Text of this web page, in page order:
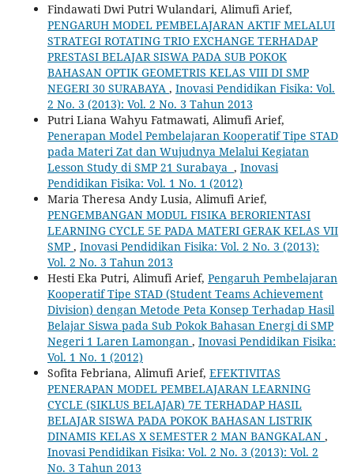
Findawati Dwi Putri Wulandari, Alimufi Arief,
PENGARUH MODEL PEMBELAJARAN AKTIF MELALUI
STRATEGI ROTATING TRIO EXCHANGE TERHADAP
PRESTASI BELAJAR SISWA PADA SUB POKOK
BAHASAN OPTIK GEOMETRIS KELAS VIII DI SMP
NEGERI 30 SURABAYA , Inovasi Pendidikan Fisika: Vol.
2 No. 3 (2013): Vol. 2 No. 3 Tahun 2013
Putri Liana Wahyu Fatmawati, Alimufi Arief,
Penerapan Model Pembelajaran Kooperatif Tipe STAD
pada Materi Zat dan Wujudnya Melalui ‎Kegiatan
Lesson Study di SMP 21 Surabaya ‎ , Inovasi
Pendidikan Fisika: Vol. 1 No. 1 (2012)
Maria Theresa Andy Lusia, Alimufi Arief,
PENGEMBANGAN MODUL FISIKA BERORIENTASI
LEARNING CYCLE 5E PADA MATERI GERAK KELAS VII
SMP , Inovasi Pendidikan Fisika: Vol. 2 No. 3 (2013):
Vol. 2 No. 3 Tahun 2013
Hesti Eka Putri, Alimufi Arief, Pengaruh Pembelajaran
Kooperatif Tipe STAD (Student Teams Achievement
Division) dengan ‎Metode Peta Konsep Terhadap Hasil
Belajar Siswa pada Sub Pokok Bahasan Energi di SMP
‎Negeri 1 Laren Lamongan , Inovasi Pendidikan Fisika:
Vol. 1 No. 1 (2012)
Sofita Febriana, Alimufi Arief, EFEKTIVITAS
PENERAPAN MODEL PEMBELAJARAN LEARNING
CYCLE (SIKLUS BELAJAR) 7E TERHADAP HASIL
BELAJAR SISWA PADA POKOK BAHASAN LISTRIK
DINAMIS KELAS X SEMESTER 2 MAN BANGKALAN ,
Inovasi Pendidikan Fisika: Vol. 2 No. 3 (2013): Vol. 2
No. 3 Tahun 2013